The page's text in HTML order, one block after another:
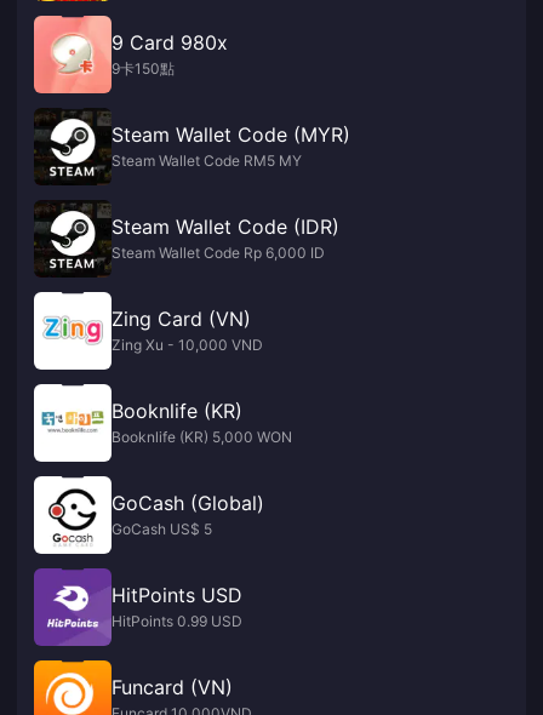
9 Card 980x
9卡150點
Steam Wallet Code (MYR)
Steam Wallet Code RM5 MY
Steam Wallet Code (IDR)
Steam Wallet Code Rp 6,000 ID
Zing Card (VN)
Zing Xu - 10,000 VND
Booknlife (KR)
Booknlife (KR) 5,000 WON
GoCash (Global)
GoCash US$ 5
HitPoints USD
HitPoints 0.99 USD
Funcard (VN)